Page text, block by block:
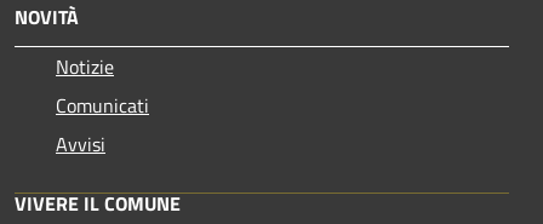
NOVITÀ
Notizie
Comunicati
Avvisi
VIVERE IL COMUNE